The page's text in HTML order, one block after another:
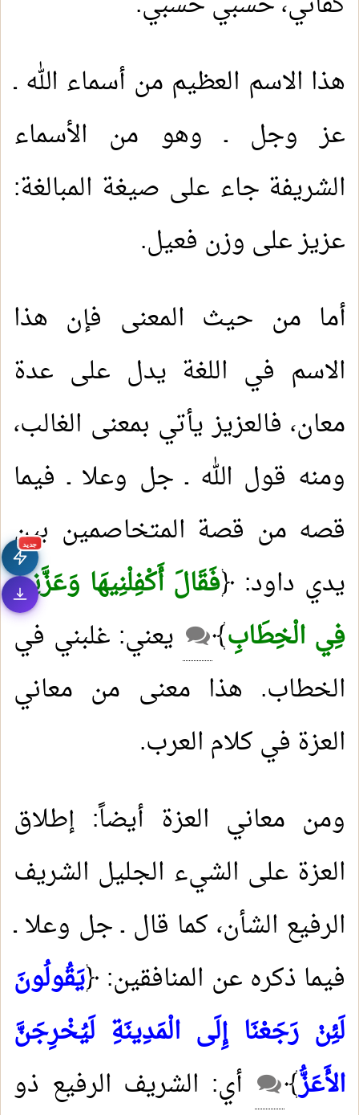
جديد
هذا الاسم العظيم من أسماء الله ـ
عز وجل ـ وهو من الأسماء
الشريفة جاء على صيغة المبالغة:
عزيز على وزن فعيل.
أما من حيث المعنى فإن هذا
الاسم في اللغة يدل على عدة
معان، فالعزيز يأتي بمعنى الغالب،
ومنه قول الله ـ جل وعلا ـ فيما
قصه من قصة المتخاصمين بين
يدي داود: ﴿فَقَالَ أَكْفِلْنِيهَا وَعَزَّنِي
فِي الْخِطَابِ﴾
يعني: غلبني في
الخطاب. هذا معنى من معاني
العزة في كلام العرب.
ومن معاني العزة أيضاً: إطلاق
العزة على الشيء الجليل الشريف
الرفيع الشأن، كما قال ـ جل وعلا ـ
فيما ذكره عن المنافقين: ﴿يَقُولُونَ
لَئِنْ رَجَعْنَا إِلَى الْمَدِينَةِ لَيُخْرِجَنَّ
الأَعَزُّ﴾
أي: الشريف الرفيع ذو